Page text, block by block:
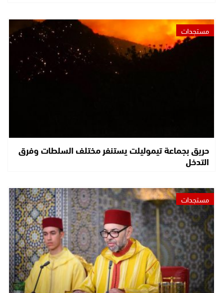
مستجدات
حريق بجماعة تيموليلت يستنفر مختلف السلطات وفرق
التدخل
مستجدات